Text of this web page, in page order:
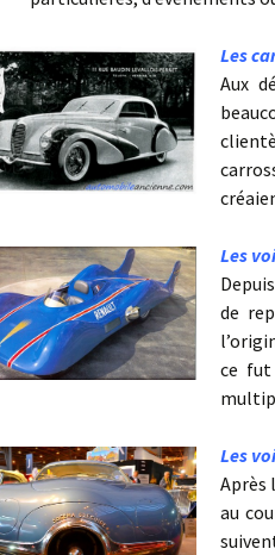
Les
Aux
Les
de
ce fut
Les
Après
au